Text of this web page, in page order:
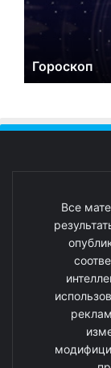
Гороскоп
Все